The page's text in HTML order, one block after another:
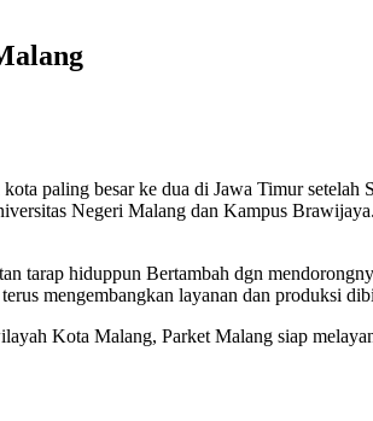
paling besar ke dua di Jawa Timur
Negeri Malang dan Kampus
tarap hiduppun Bertambah dgn
mengembangkan layanan dan produksi
Kota Malang, Parket Malang siap